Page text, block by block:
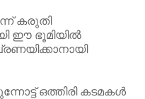
കരുതി
ഈ ഭൂമിയിൽ
ഒത്തിരി കടമകൾ